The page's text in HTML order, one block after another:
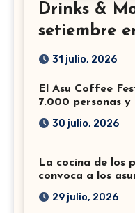
Drinks &
setiembre
31 julio, 2026
El Asu Coffee
7.000 personas y
30 julio, 2026
La cocina de los
convoca a los
29 julio, 2026